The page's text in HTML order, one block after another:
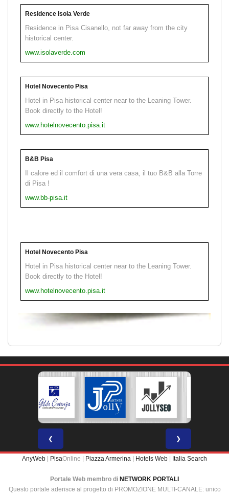
Residence Isola Verde
Residence in Pisa Cisanello, not far away from the city
historical center.
www.isolaverde.com
Hotel Novecento Pisa
Hotel in Pisa historical center near to the Leaning Tower.
Book directly to the Hotel!
www.hotelnovecento.pisa.it
B&B Pisa
Il calore ed il comfort di una vera casa, il tuo B&B alla Torre
di Pisa !
www.bb-pisa.it
Hotel Novecento Pisa
Hotel in Pisa historical center near to the Leaning Tower.
Book directly to the Hotel!
www.hotelnovecento.pisa.it
❮ ❯
AnyWeb PisaOnline | Piazza Armerina Hotels Web Italia Search
Portale Web membro di NETWORK PORTALI
Questo portale aderisce al progetto di PROMOZIONE MULTI-CANALE: unico